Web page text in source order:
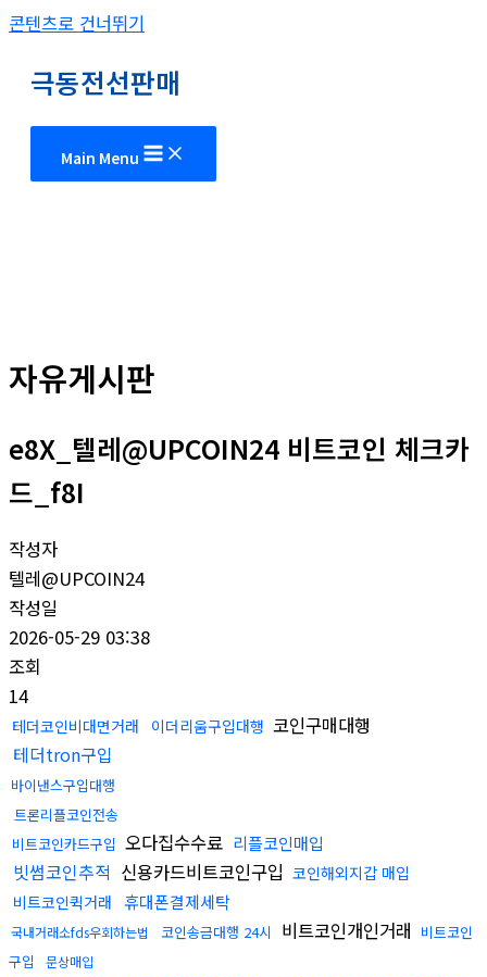
콘텐츠로 건너뛰기
극동전선판매
Main Menu
자유게시판
e8X_텔레@UPCOIN24 비트코인 체크카
드_f8I
작성자
텔레@UPCOIN24
작성일
2026-05-29 03:38
조회
14
테더코인비대면거래 이더리움구입대행 코인구매대행
테더tron구입
바이낸스구입대행
트론리플코인전송
비트코인카드구입 오다집수수료 리플코인매입
빗썸코인추적 신용카드비트코인구입 코인해외지갑 매입
비트코인퀵거래 휴대폰결제세탁
국내거래소fds우회하는법 코인송금대행 24시 비트코인개인거래 비트코인
구입
문상매입